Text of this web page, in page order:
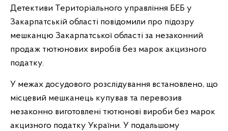
Детективи Територіального управління БЕБ у
Закарпатській області повідомили про підозру
мешканцю Закарпатської області за незаконний
продаж тютюнових виробів без марок акцизного
податку.
У межах досудового розслідування встановлено, що
місцевий мешканець купував та перевозив
незаконно виготовлені тютюнові вироби без марок
акцизного податку України. У подальшому